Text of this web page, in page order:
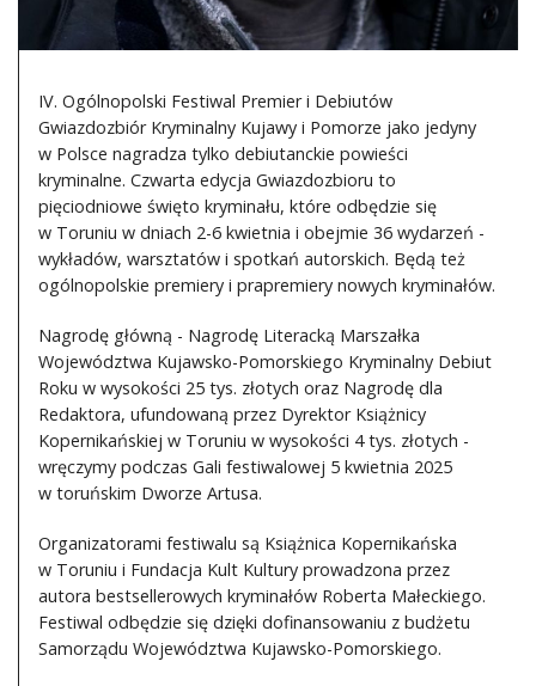
IV. Ogólnopolski Festiwal Premier i Debiutów
Gwiazdozbiór Kryminalny Kujawy i Pomorze jako jedyny
w Polsce nagradza tylko debiutanckie powieści
kryminalne. Czwarta edycja Gwiazdozbioru to
pięciodniowe święto kryminału, które odbędzie się
w Toruniu w dniach 2-6 kwietnia i obejmie 36 wydarzeń -
wykładów, warsztatów i spotkań autorskich. Będą też
ogólnopolskie premiery i prapremiery nowych kryminałów.
Nagrodę główną - Nagrodę Literacką Marszałka
Województwa Kujawsko-Pomorskiego Kryminalny Debiut
Roku w wysokości 25 tys. złotych oraz Nagrodę dla
Redaktora, ufundowaną przez Dyrektor Książnicy
Kopernikańskiej w Toruniu w wysokości 4 tys. złotych -
wręczymy podczas Gali festiwalowej 5 kwietnia 2025
w toruńskim Dworze Artusa.
Organizatorami festiwalu są Książnica Kopernikańska
w Toruniu i Fundacja Kult Kultury prowadzona przez
autora bestsellerowych kryminałów Roberta Małeckiego.
Festiwal odbędzie się dzięki dofinansowaniu z budżetu
Samorządu Województwa Kujawsko-Pomorskiego.